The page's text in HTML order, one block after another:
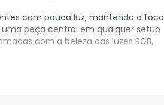
com pouca luz, mantendo o foco
peça central em qualquer setup
com a beleza das luzes RGB,